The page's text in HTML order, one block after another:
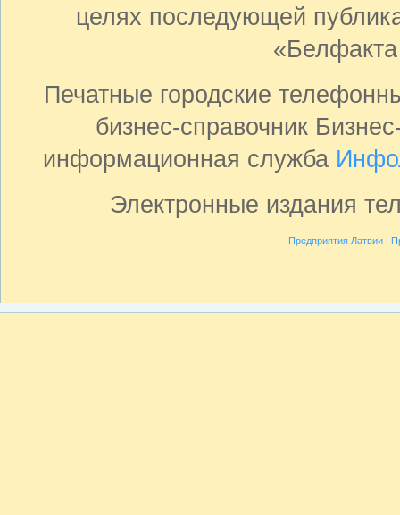
целях последующей
Печатные городские
бизнес-справочник
информационная служба
Электронные издания
Предприятия Латвии|